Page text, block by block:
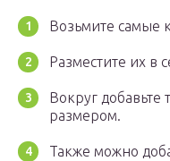
Возьмите самые
Разместите их в
Вокруг
размером.
Также можно